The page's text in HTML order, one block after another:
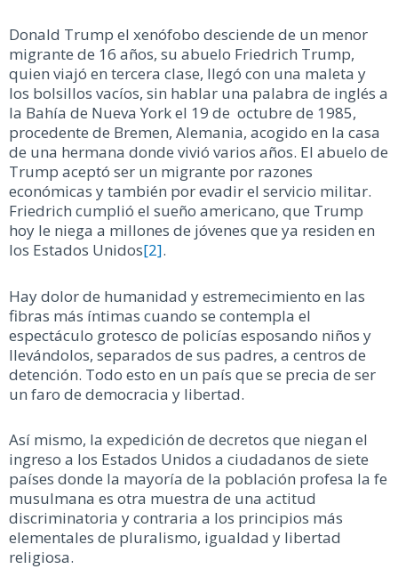
Donald Trump el xenófobo desciende de un menor
migrante de 16 años, su abuelo Friedrich Trump,
quien viajó en tercera clase, llegó con una maleta y
los bolsillos vacíos, sin hablar una palabra de inglés a
la Bahía de Nueva York el 19 de octubre de 1985,
procedente de Bremen, Alemania, acogido en la casa
de una hermana donde vivió varios años. El abuelo de
Trump aceptó ser un migrante por razones
económicas y también por evadir el servicio militar.
Friedrich cumplió el sueño americano, que Trump
hoy le niega a millones de jóvenes que ya residen en
los Estados Unidos[2].
Hay dolor de humanidad y estremecimiento en las
fibras más íntimas cuando se contempla el
espectáculo grotesco de policías esposando niños y
llevándolos, separados de sus padres, a centros de
detención. Todo esto en un país que se precia de ser
un faro de democracia y libertad.
Así mismo, la expedición de decretos que niegan el
ingreso a los Estados Unidos a ciudadanos de siete
países donde la mayoría de la población profesa la fe
musulmana es otra muestra de una actitud
discriminatoria y contraria a los principios más
elementales de pluralismo, igualdad y libertad
religiosa.